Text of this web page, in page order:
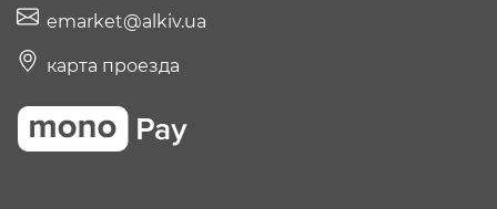
emarket@alkiv.ua
карта проезда